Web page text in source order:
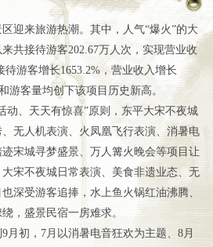
迎来旅游热潮。其中，人气“爆火”的大
共接待游客202.67万人次，实现营业收
待游客增长1653.2%，营业收入增长
游客量均创下该项目历史新高。
动、天天有惊喜”原则，东平大宋不夜城
无人机表演、火凤凰飞行表演、消暑电
宋城寻梦盛景、万人篝火晚会等项目让
宋不夜城日常表演、美食非遗业态、无
深受游客追捧，水上鱼火锅红油沸腾、
，盛景民宿一房难求。
月初，7月以消暑电音狂欢为主题、8月